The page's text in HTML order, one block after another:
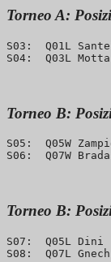
Torneo A:
S03:  Q01L
Torneo B:
S05:  Q05W
Torneo B:
S07:  Q05L